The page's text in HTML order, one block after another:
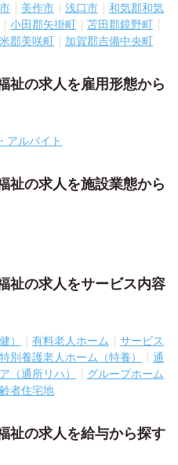
美作市 浅口市
和気郡和気
小田郡矢掛町
苫田郡鏡野町
郡美咲町 加賀郡吉備中央町
祉の求人を雇用形態から
アルバイト
祉の求人を施設業態から
祉の求人をサービス内容
） 有料老人ホーム
サービス
特別養護老人ホーム（特養）
通
（通所リハ）
グループホーム
者住宅地
祉の求人を給与から探す